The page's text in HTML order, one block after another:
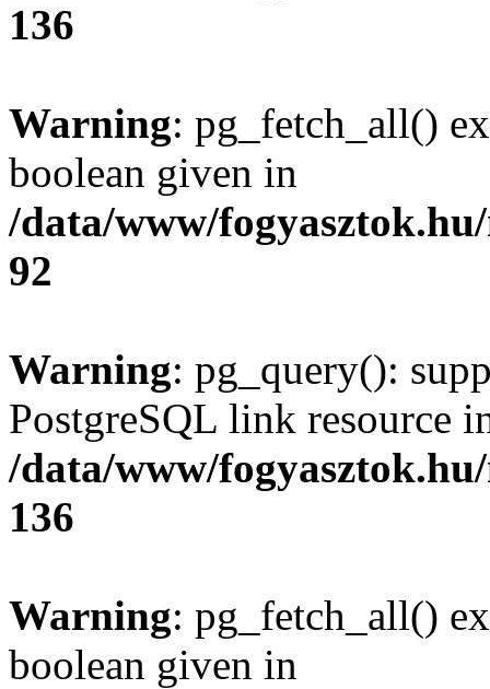
136
Warning: pg_fetch_all()
boolean given in
/data/www/
92
Warning: pg_query():
PostgreSQL link resource
/data/www/
136
Warning: pg_fetch_all()
boolean given in